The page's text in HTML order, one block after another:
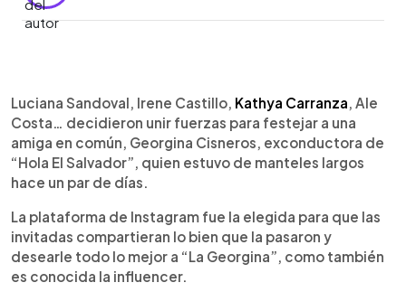
► Escuchar artículo
Luciana Sandoval, Irene Castillo, Kathya Carranza , Ale
Costa… decidieron unir fuerzas para festejar a una
amiga en común, Georgina Cisneros, exconductora de
“Hola El Salvador”, quien estuvo de manteles largos
hace un par de días.
La plataforma de Instagram fue la elegida para que las
invitadas compartieran lo bien que la pasaron y
desearle todo lo mejor a “La Georgina”, como también
es conocida la influencer.